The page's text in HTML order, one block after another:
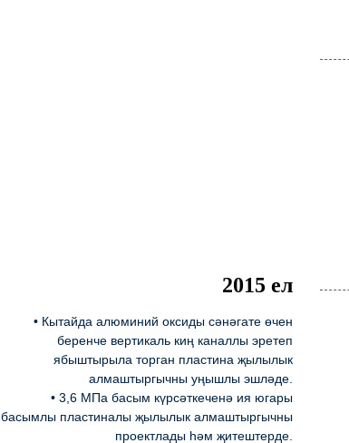
2015 ел
• Кытайда алюминий оксиды сәнәгате өчен
беренче вертикаль киң каналлы эретеп
ябыштырыла торган пластина җылылык
алмаштыргычны уңышлы эшләде.
• 3,6 МПа басым күрсәткеченә ия югары
басымлы пластиналы җылылык алмаштыргычны
проектлады һәм җитештерде.